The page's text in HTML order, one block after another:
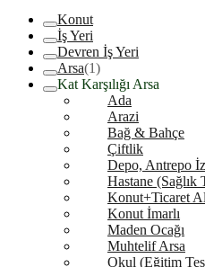
Konut
İş Yeri
Devren İş Yeri
Arsa(1)
Kat Karşılığı Arsa
Ada
Arazi
Bağ & Bahçe
Çiftlik
Depo, Antrepo
Hastane (Sağlık
Konut+Ticaret
Konut İmarlı
Maden Ocağı
Muhtelif Arsa
Okul (Eğitim